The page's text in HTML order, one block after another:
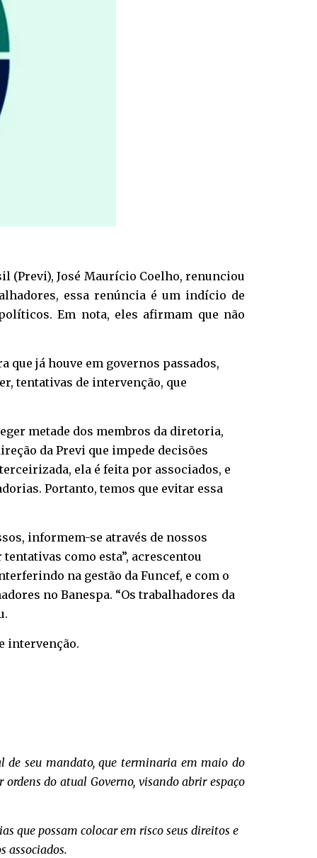
(Previ), José Maurício Coelho, renunciou
essa renúncia é um indício de
Em nota, eles afirmam que não
que já houve em governos passados,
tentativas de intervenção, que
metade dos membros da diretoria,
da Previ que impede decisões
ela é feita por associados, e
Portanto, temos que evitar essa
informem-se através de nossos
como esta”, acrescentou
na gestão da Funcef, e com o
no Banespa. “Os trabalhadores da
intervenção.
de seu mandato, que terminaria em maio do
do atual Governo, visando abrir espaço
que possam colocar em risco seus direitos e
associados.